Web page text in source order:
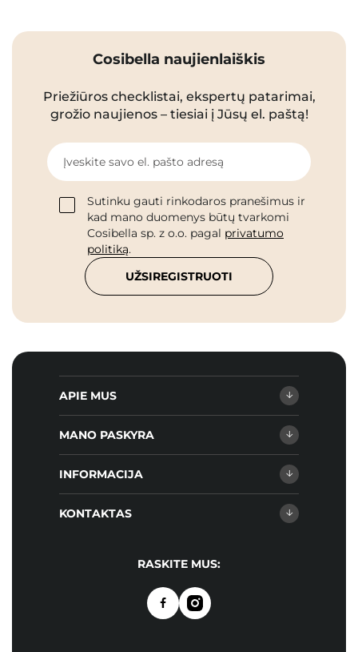
Cosibella naujienlaiškis
Priežiūros checklistai, ekspertų patarimai,
grožio naujienos – tiesiai į Jūsų el. paštą!
Įveskite savo el. pašto adresą
Sutinku gauti rinkodaros pranešimus ir
kad mano duomenys būtų tvarkomi
Cosibella sp. z o.o. pagal privatumo
politiką.
UŽSIREGISTRUOTI
APIE MUS
MANO PASKYRA
INFORMACIJA
KONTAKTAS
RASKITE MUS: